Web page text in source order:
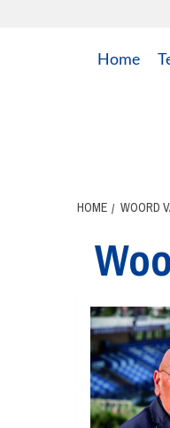
Home
HOME WOORD